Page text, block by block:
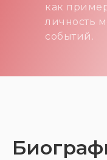
как
личность
событий.